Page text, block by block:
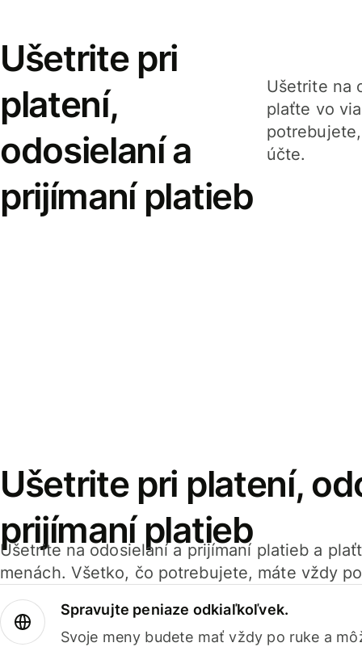
Ušetrite pri
platení,
odosielaní a
prijímaní platieb
Ušetrite na
plaťte vo
účte.
Ušetrite pri platení,
prijímaní platieb
Ušetrite na odosielaní a prijímaní platieb a
menách. Všetko, čo potrebujete, máte vždy
Spravujte peniaze odkiaľkoľvek.
Svoje meny budete mať vždy po ruke a